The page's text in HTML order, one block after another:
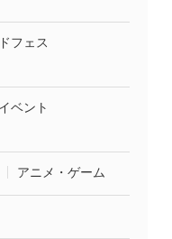
フェス
ベント
アニメ・ゲーム